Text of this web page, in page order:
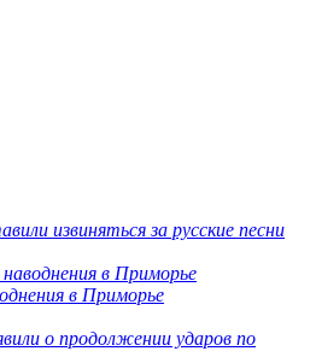
извиняться за русские песни
в Приморье